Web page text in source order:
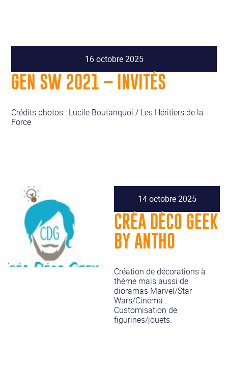
16 octobre 2025
GEN SW 2021 – INVITÉS
Crédits photos : Lucile Boutanquoi / Les Héritiers de la
Force
14 octobre 2025
CRÉA DÉCO GEEK
BY ANTHO
Création de décorations à
thème mais aussi de
dioramas Marvel/Star
Wars/Cinéma…
Customisation de
figurines/jouets.